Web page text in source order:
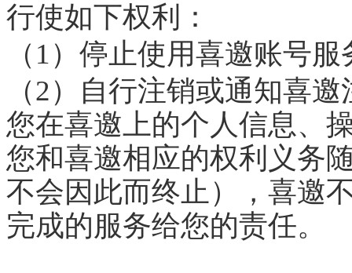
行使如下权利：
（1）停止使用喜邀账号服
（2）自行注销或通知喜
您在喜邀上的个人信息、
您和喜邀相应的权利义务
不会因此而终止），喜邀
完成的服务给您的责任。